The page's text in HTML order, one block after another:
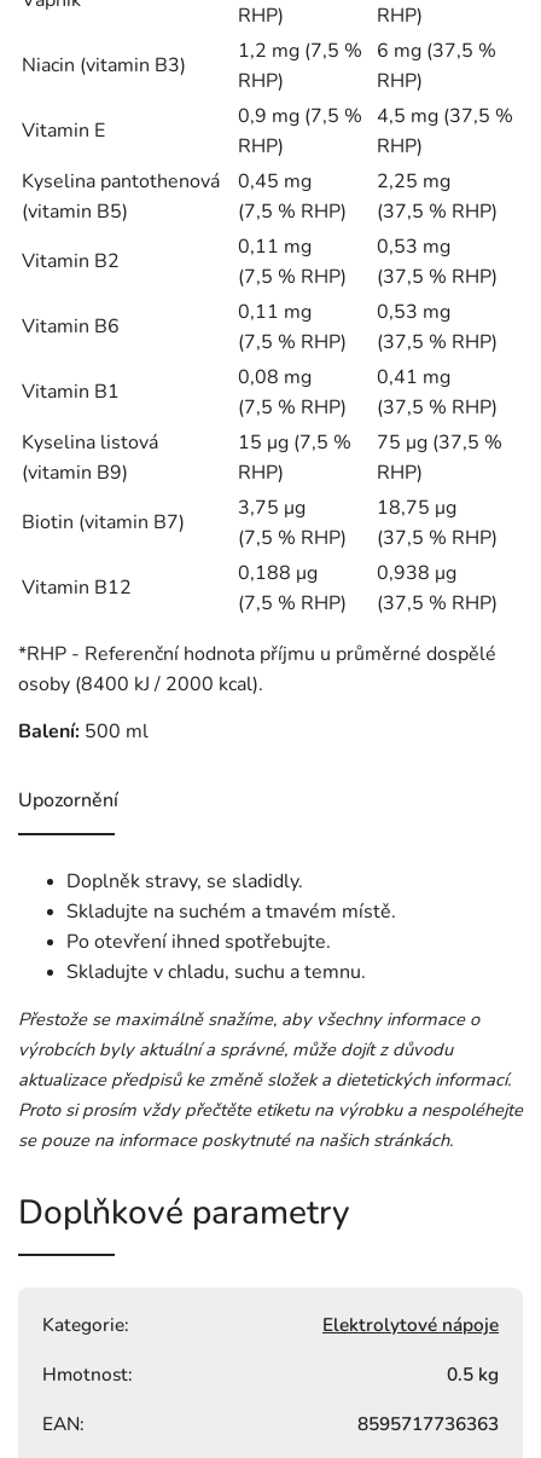
RHP)
RHP)
Niacin (vitamin B3)
1,2 mg (7,5 %
RHP)
6 mg (37,5 %
RHP)
Vitamin E
0,9 mg (7,5 %
RHP)
4,5 mg (37,5 %
RHP)
Kyselina pantothenová
(vitamin B5)
0,45 mg
(7,5 % RHP)
2,25 mg
(37,5 % RHP)
Vitamin B2
0,11 mg
(7,5 % RHP)
0,53 mg
(37,5 % RHP)
Vitamin B6
0,11 mg
(7,5 % RHP)
0,53 mg
(37,5 % RHP)
Vitamin B1
0,08 mg
(7,5 % RHP)
0,41 mg
(37,5 % RHP)
Kyselina listová
(vitamin B9)
15 μg (7,5 %
RHP)
75 μg (37,5 %
RHP)
Biotin (vitamin B7)
3,75 μg
(7,5 % RHP)
18,75 μg
(37,5 % RHP)
Vitamin B12
0,188 μg
(7,5 % RHP)
0,938 μg
(37,5 % RHP)
*RHP - Referenční hodnota příjmu u průměrné dospělé
osoby (8400 kJ / 2000 kcal).
Balení: 500 ml
Upozornění
Doplněk stravy, se sladidly.
Skladujte na suchém a tmavém místě.
Po otevření ihned spotřebujte.
Skladujte v chladu, suchu a temnu.
Přestože se maximálně snažíme, aby všechny informace o
výrobcích byly aktuální a správné, může dojít z důvodu
aktualizace předpisů ke změně složek a dietetických informací.
Proto si prosím vždy přečtěte etiketu na výrobku a nespoléhejte
se pouze na informace poskytnuté na našich stránkách.
Doplňkové parametry
Kategorie:
Elektrolytové nápoje
Hmotnost:
0.5 kg
EAN:
8595717736363